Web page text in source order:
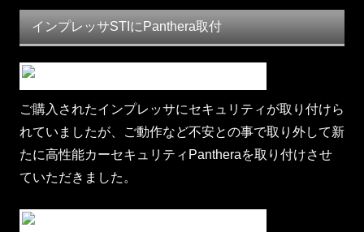
インプレッサSTIにPanthera取付
ご購入されたインプレッサにセキュリティが取り付けら
れていましたが、ご動作など不安との事で取り外して新
たに高性能カーセキュリティPantheraを取り付けさせ
ていただきました。